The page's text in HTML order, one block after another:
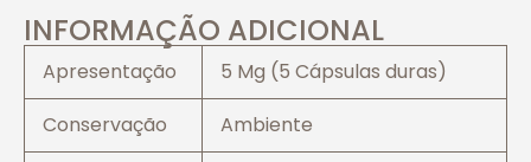
INFORMAÇÃO ADICIONAL
Apresentação
5 Mg (5 Cápsulas duras)
Conservação
Ambiente